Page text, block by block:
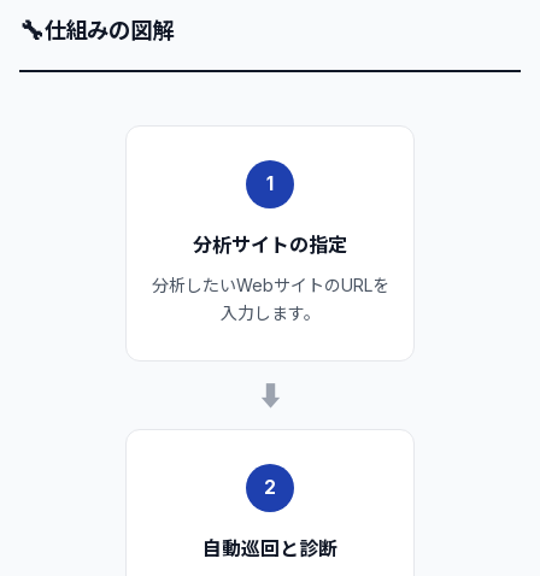
🔧仕組みの図解
1
分析サイトの指定
分析したいWebサイトのURLを
入力します。
➡
2
自動巡回と診断